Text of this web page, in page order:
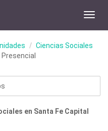
Ciencias Sociales
Presencial
en Santa Fe Capital